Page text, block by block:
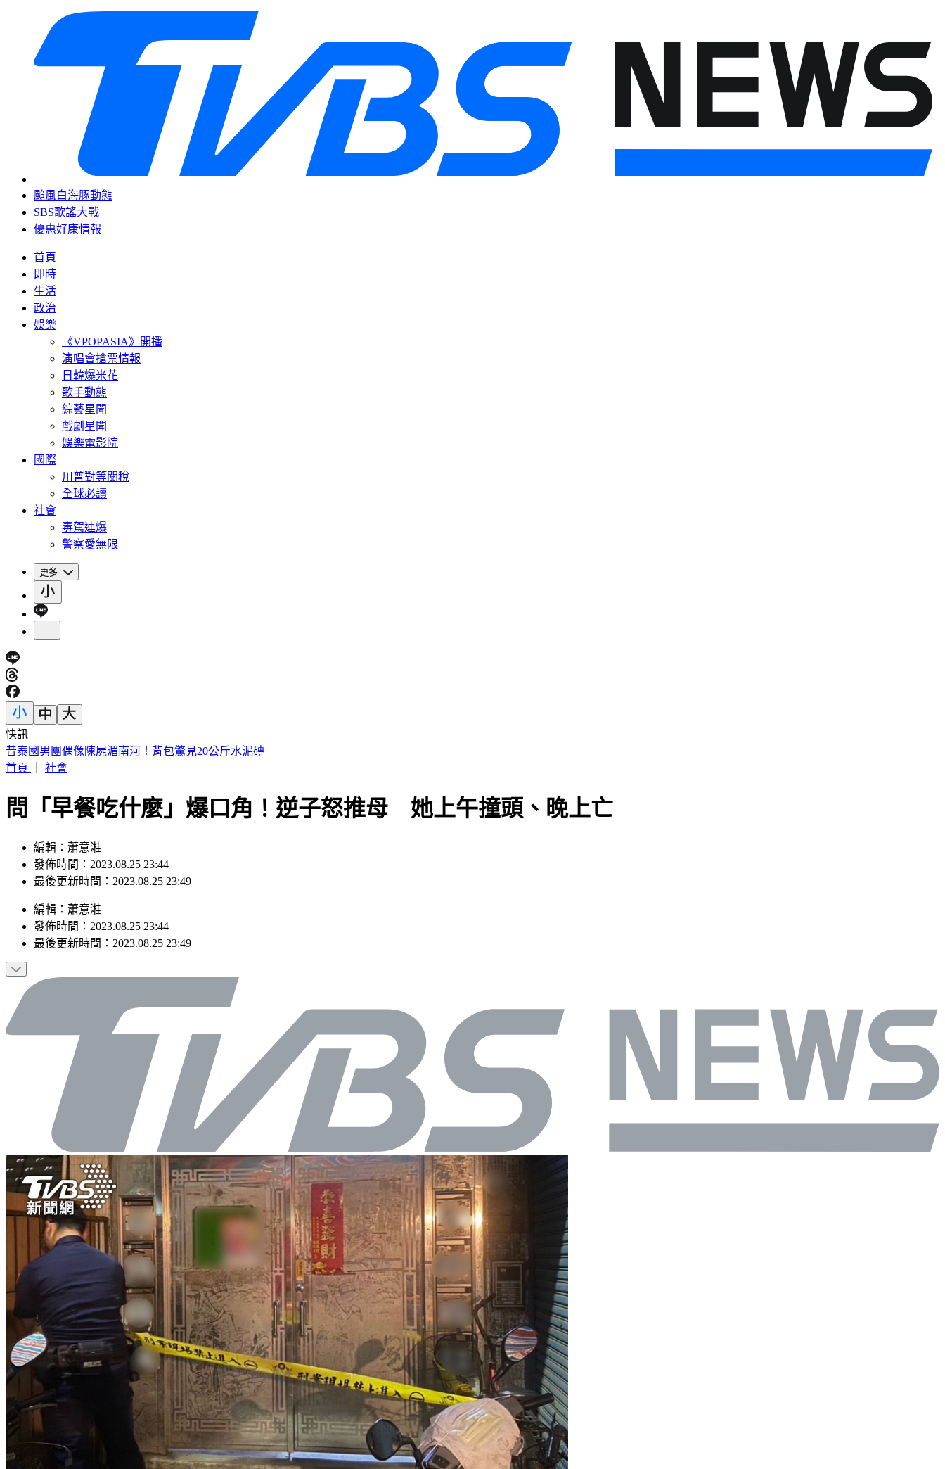
颱風白海豚動態
SBS歌謠大戰
優惠好康情報
首頁
即時
生活
政治
娛樂
《VPOPASIA》開播
演唱會搶票情報
日韓爆米花
歌手動態
綜藝星聞
戲劇星聞
娛樂電影院
國際
川普對等關稅
全球必讀
社會
毒駕連爆
警察愛無限
更多
快訊
昔泰國男團偶像陳屍湄南河！背包驚見20公斤水泥磚
首頁
社會
問「早餐吃什麼」爆口角！逆子怒推母 她上午撞頭、晚上亡
編輯：蕭意溎
發佈時間：2023.08.25 23:44
最後更新時間：2023.08.25 23:49
編輯 ： 蕭意溎
發佈時間： 2023.08.25 23:44
最後更新時間： 2023.08.25 23:49